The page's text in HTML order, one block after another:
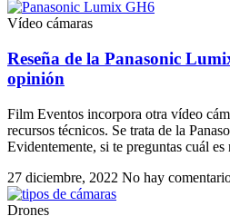
Vídeo cámaras
Reseña de la Panasonic
opinión
Film Eventos incorpora otra vídeo
recursos técnicos. Se trata de la
Evidentemente, si te preguntas cuál
27 diciembre, 2022 No hay
Drones